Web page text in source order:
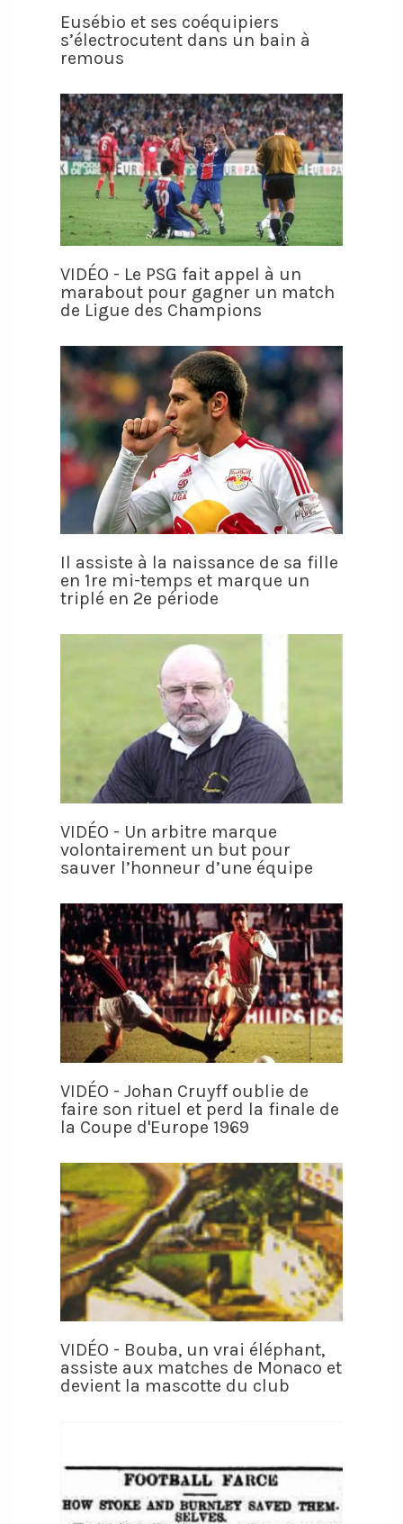
Eusébio et ses coéquipiers
s’électrocutent dans un bain à
remous
VIDÉO - Le PSG fait appel à un
marabout pour gagner un match
de Ligue des Champions
Il assiste à la naissance de sa fille
en 1re mi-temps et marque un
triplé en 2e période
VIDÉO - Un arbitre marque
volontairement un but pour
sauver l’honneur d’une équipe
VIDÉO - Johan Cruyff oublie de
faire son rituel et perd la finale de
la Coupe d'Europe 1969
VIDÉO - Bouba, un vrai éléphant,
assiste aux matches de Monaco et
devient la mascotte du club